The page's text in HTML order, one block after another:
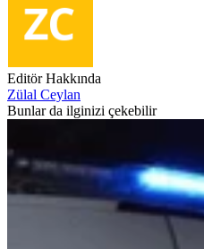
Editör Hakkında
Zülal Ceylan
Bunlar da ilginizi çekebilir